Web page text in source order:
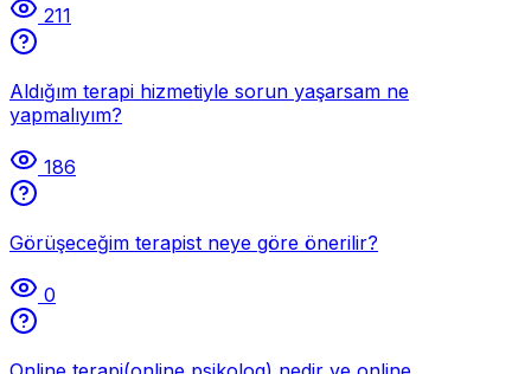
211
Aldığım terapi hizmetiyle sorun yaşarsam ne
yapmalıyım?
186
Görüşeceğim terapist neye göre önerilir?
0